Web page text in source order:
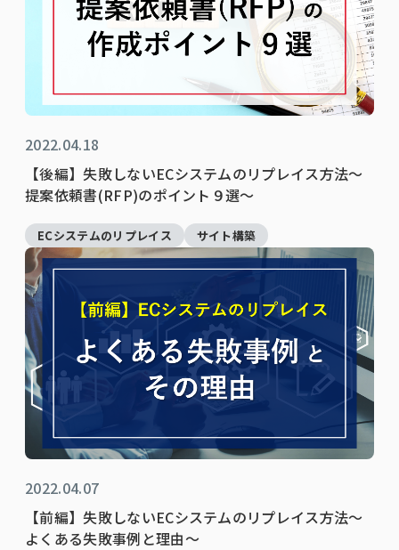
2022.04.18
【後編】失敗しないECシステムのリプレイス方法～
提案依頼書(RFP)のポイント９選～
ECシステムのリプレイス サイト構築
2022.04.07
【前編】失敗しないECシステムのリプレイス方法～
よくある失敗事例と理由～